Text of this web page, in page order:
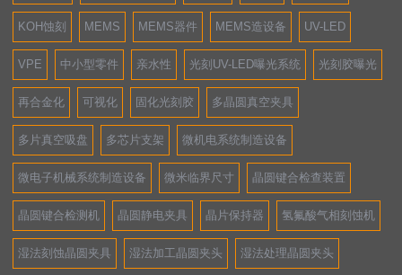
KOH蚀刻 MEMS MEMS器件 MEMS造设备 UV-LED
VPE 中小型零件 亲水性 光刻UV-LED曝光系统 光刻胶曝光
再合金化 可视化 固化光刻胶 多晶圆真空夹具
多片真空吸盘 多芯片支架 微机电系统制造设备
微电子机械系统制造设备 微米临界尺寸 晶圆键合检查装置
晶圆键合检测机 晶圆静电夹具 晶片保持器 氢氟酸气相刻蚀机
湿法刻蚀晶圆夹具 湿法加工晶圆夹头 湿法处理晶圆夹头